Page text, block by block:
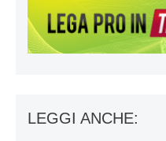
LEGGI ANCHE: